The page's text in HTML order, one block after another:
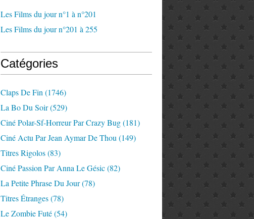
Les Films du jour n°1 à n°201
Les Films du jour n°201 à 255
Catégories
Claps De Fin (1746)
La Bo Du Soir(529)
Ciné Polar-Sf-Horreur Par Crazy Bug(181)
Ciné Actu Par Jean Aymar De Thou (149)
Titres Rigolos(83)
Ciné Passion Par Anna Le Gésic(82)
La Petite Phrase Du Jour(78)
Titres Étranges(78)
Le Zombie Futé(54)